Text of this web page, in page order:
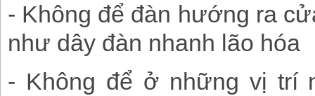
- Không để đàn hướng ra
như dây đàn nhanh lão hóa
- Không để ở những vị trí